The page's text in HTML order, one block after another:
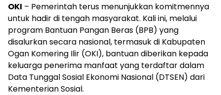
OKI – Pemerintah terus menunjukkan komitmennya
untuk hadir di tengah masyarakat. Kali ini, melalui
program Bantuan Pangan Beras (BPB) yang
disalurkan secara nasional, termasuk di Kabupaten
Ogan Komering Ilir (OKI), bantuan diberikan kepada
keluarga penerima manfaat yang terdaftar dalam
Data Tunggal Sosial Ekonomi Nasional (DTSEN) dari
Kementerian Sosial.